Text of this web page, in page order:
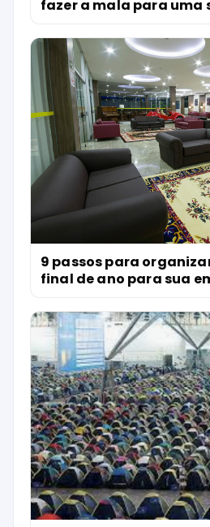
fazer a mala para uma
9 passos para
final de ano para sua